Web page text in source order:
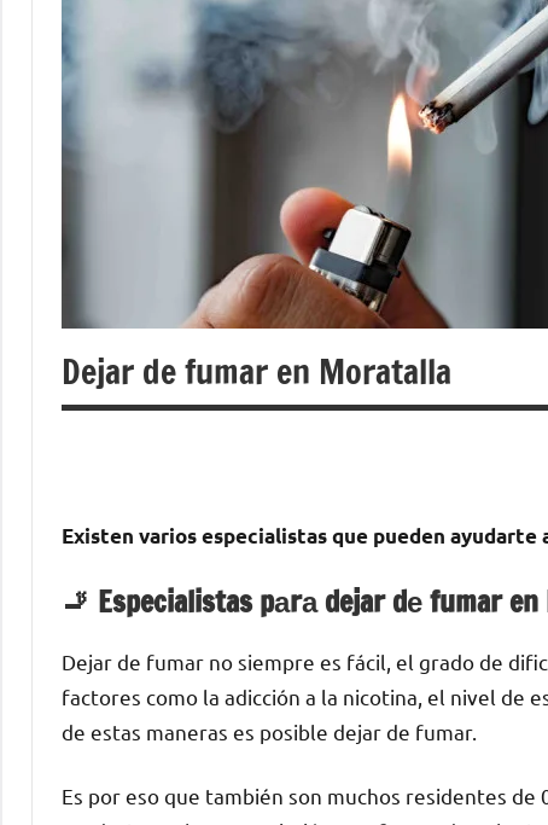
Dejar de fumar en Moratalla
Existen varios especialistas quе pueden ayudarte
🚬 Especialistas pаrа dejar dе fumar
Dejar dе fumar no siempre es fácil, el grado dе
factores cοmο la adicción а la nicotina, el nivel dе
dе estas maneras es posible dejar dе fumar.
Es pοr eso quе también son muchos residentes